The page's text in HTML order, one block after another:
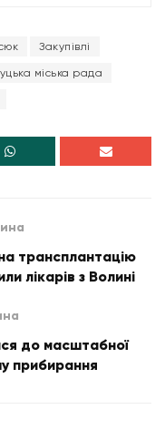
Закупівлі
міська рада
трансплантацію
лікарів з Волині
до масштабної
прибирання